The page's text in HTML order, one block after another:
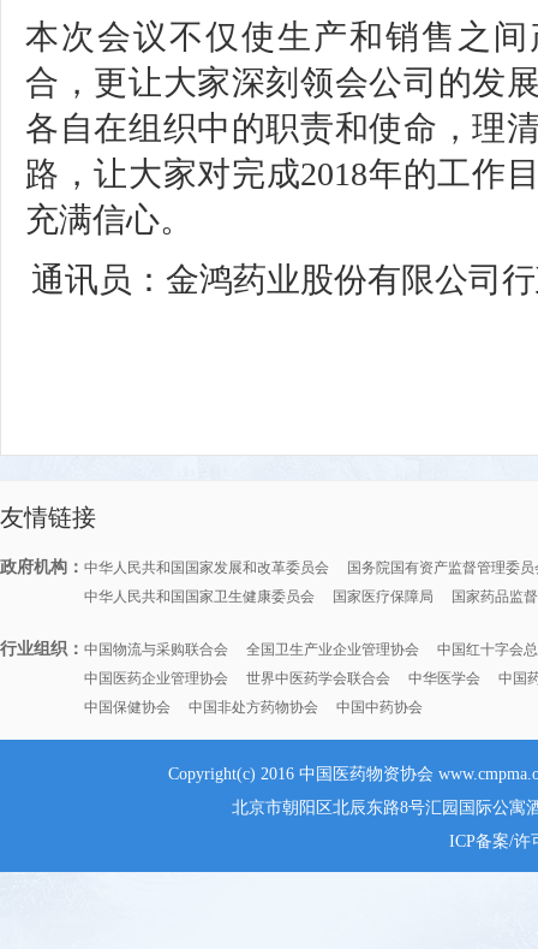
本次会议不仅使生产和销售之
合，更让大家深刻领会公司的发
各自在组织中的职责和使命，理
路，让大家对完成2018年的工作
充满信心。
通讯员：金鸿药业股份有限公司
友情链接
政府机构： 中华人民共和国国家发展和改革委员会
国务院国有资产监督管理委员
中华人民共和国国家卫生健康委员会
国家医疗保障局 国家药品监
行业组织： 中国物流与采购联合会 全国卫生产业企业管理协会
中国红十字会
中国医药企业管理协会
世界中医药学会联合会 中华医学会
中国
中国保健协会
中国非处方药物协会 中国中药协会
Copyright(c) 2016 中国医药物资协会
北京市朝阳区北辰东路8号汇园国际公寓
ICP备案/许